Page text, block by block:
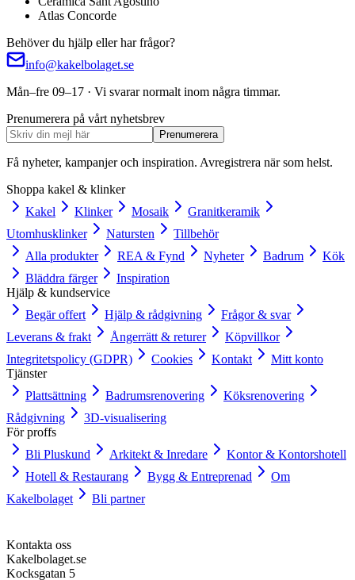
Atlas Concorde
Behöver du hjälp eller har frågor?
info@kakelbolaget.se
Mån–fre 09–17 · Vi svarar normalt inom några timmar.
Prenumerera på vårt nyhetsbrev
Prenumerera
Få nyheter, kampanjer och inspiration. Avregistrera när som helst.
Shoppa kakel & klinker
Kakel
Klinker Mosaik
Granitkeramik
Utomhusklinker
Natursten
Tillbehör
Alla produkter
REA & Fynd Nyheter Badrum
Kök
Bläddra färger
Inspiration
Hjälp & kundservice
Begär offert
Hjälp & rådgivning
Frågor & svar
Leverans & frakt
Ångerrätt & returer
Köpvillkor
Integritetspolicy (GDPR)
Cookies Kontakt
Mitt konto
Tjänster
Plattsättning
Badrumsrenovering
Köksrenovering
Rådgivning
3D-visualisering
För proffs
Bli Pluskund
Arkitekt & Inredare
Kontor & Kontorshotell
Hotell & Restaurang
Bygg & Entreprenad
Om
Kakelbolaget
Bli partner
Kontakta oss
Kakelbolaget.se
Kocksgatan 5